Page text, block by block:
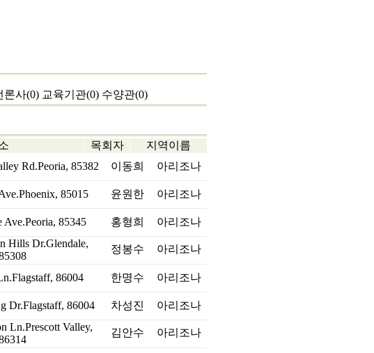
론사(0) 교육기관(0) 수양관(0)
목회자
지역이름
Rd.Peoria, 85382 이동희 아리조나
85015 윤원한 아리조나
85345 홍형희 아리조나
Hills Dr.Glendale,
정봉수 아리조나
86004 한명수 아리조나
Dr.Flagstaff, 86004 차성진 아리조나
Ln.Prescott Valley,
김안수 아리조나